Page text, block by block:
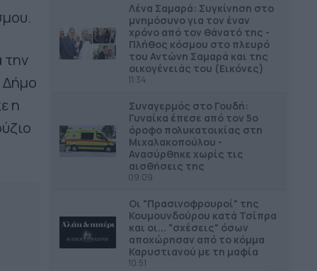
την
Δήμο
η
Η ενίσχυση της ελληνικής
βιομηχανίας είναι υπόθεση
Περιφερειακής Ανάπτυξης
ΔΗΜΟΙ12.01
στον Πειραιά λόγω καύσωνα
ΕΠΙΚΑΙΡΟΤΗΤΑ11.59
Νέο Ειδικό Χωροταξικό Πλαίσιο για
τον Τουρισμό
ΔΗΜΟΙ11.47
Υποψήφιος για νέα διάκριση ο
Δήμος Ελληνικού – Αργυρούπολης
ΔΗΜΟΙ
Λένα Σαμαρά: Συγκίνηση στο
μνημόσυνο για τον έναν
χρόνο από τον θάνατό της -
Πλήθος κόσμου στο πλευρό
του Αντώνη Σαμαρά και της
οικογένειάς του (Εικόνες)
11:34
Συναγερμός στο Γουδή:
Γυναίκα έπεσε από τον 5ο
όροφο πολυκατοικίας στη
Μιχαλακοπούλου -
Ανασύρθηκε χωρίς τις
αισθήσεις της
09:09
Οι "Πρασινοφρουροί" της
Κουµουνδούρου κατά Τσίπρα
και οι... "σχέσεις" όσων
αποχώρησαν από το κόμμα
Καρυστιανού με τη μαφία
10:51